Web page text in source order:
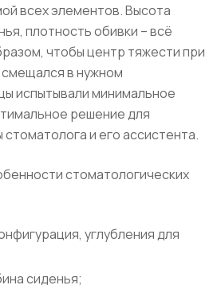
всех элементов. Высота
плотность обивки – всё
чтобы центр тяжести при
в нужном
испытывали минимальное
решение для
и его ассистента.
стоматологических
углубления для
сиденья;